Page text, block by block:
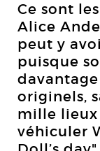
Ce sont
Alice
peut y
puisque
originels,
mille lieux
véhiculer